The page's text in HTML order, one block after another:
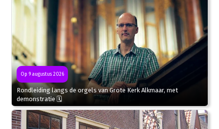
Op 9 augustus 2026
Rondleiding langs de orgels van Grote Kerk Alkmaar, met
demonstratie 🗓